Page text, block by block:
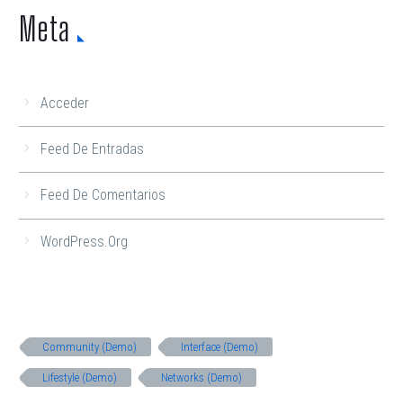
Meta
Acceder
Feed De Entradas
Feed De Comentarios
WordPress.org
Community (Demo) Interface (Demo)
Lifestyle (Demo) Networks (Demo)